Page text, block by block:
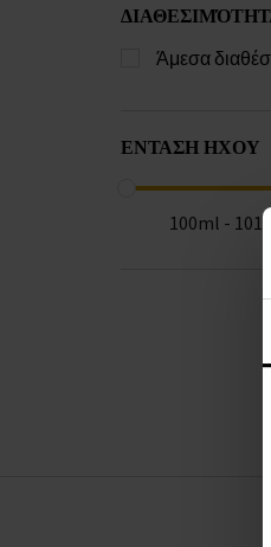
Άμεσα
ΕΝΤΑΣΗ ΗΧΟΥ
100ml -